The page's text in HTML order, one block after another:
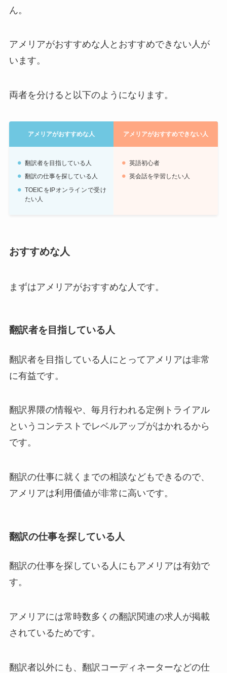
ん。
アメリアがおすすめな人とおすすめできない人が
います。
両者を分けると以下のようになります。
アメリアがおすすめな人 アメリアがおすすめできない人
翻訳者を目指している人
翻訳の仕事を探している人
TOEICをIPオンラインで受け
たい人
英語初心者
英会話を学習したい人
おすすめな人
まずはアメリアがおすすめな人です。
翻訳者を目指している人
翻訳者を目指している人にとってアメリアは非常
に有益です。
翻訳界隈の情報や、毎月行われる定例トライアル
というコンテストでレベルアップがはかれるから
です。
翻訳の仕事に就くまでの相談などもできるので、
アメリアは利用価値が非常に高いです。
翻訳の仕事を探している人
翻訳の仕事を探している人にもアメリアは有効で
す。
アメリアには常時数多くの翻訳関連の求人が掲載
されているためです。
翻訳者以外にも、翻訳コーディネーターなどの仕